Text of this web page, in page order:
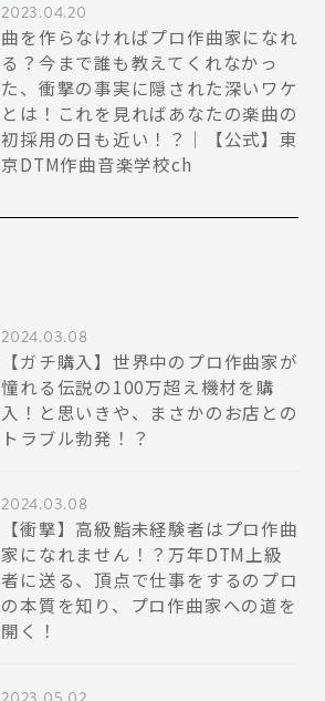
2023.04.20
曲を作らなければプロ作曲家になれ
る？今まで誰も教えてくれなかっ
た、衝撃の事実に隠された深いワケ
とは！これを見ればあなたの楽曲の
初採用の日も近い！？｜【公式】東
京DTM作曲音楽学校ch
2024.03.08
【ガチ購入】世界中のプロ作曲家が
憧れる伝説の100万超え機材を購
入！と思いきや、まさかのお店との
トラブル勃発！？
2024.03.08
【衝撃】高級鮨未経験者はプロ作曲
家になれません！？万年DTM上級
者に送る、頂点で仕事をするのプロ
の本質を知り、プロ作曲家への道を
開く！